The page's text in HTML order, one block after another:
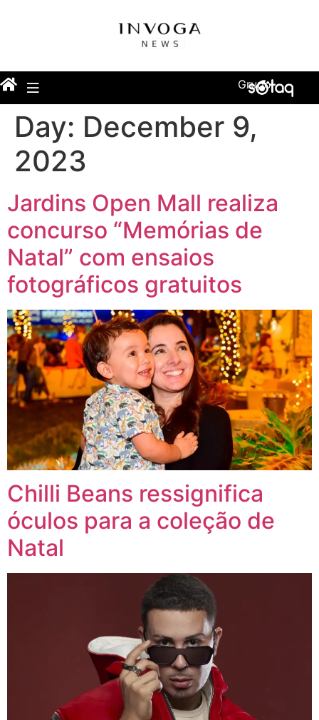
Grupo
Day: December 9,
2023
Jardins Open Mall realiza
concurso “Memórias de
Natal” com ensaios
fotográficos gratuitos
Chilli Beans ressignifica
óculos para a coleção de
Natal